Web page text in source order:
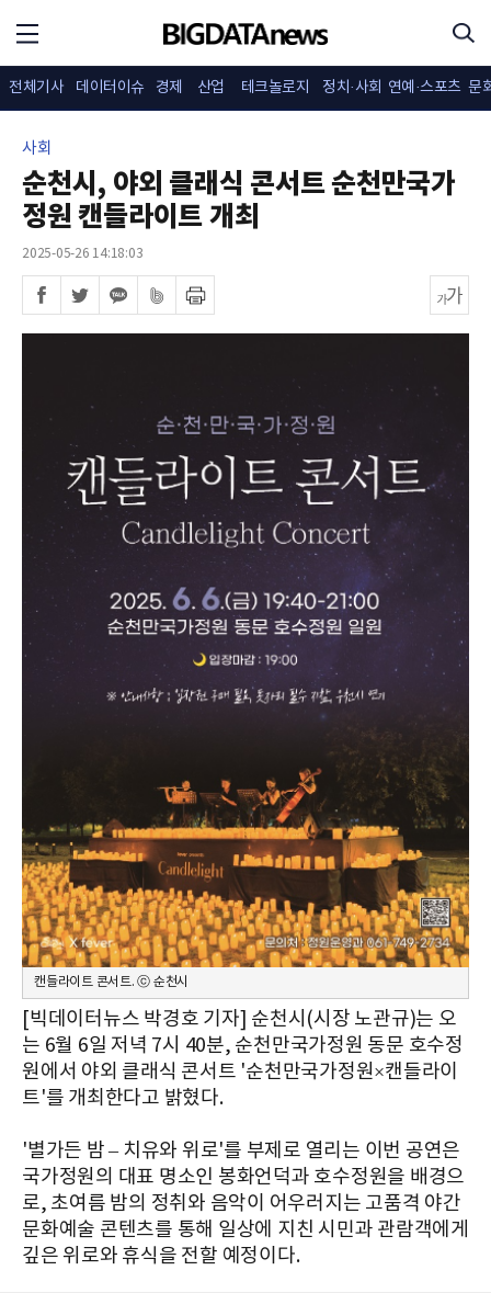
전체기사 데이터이슈 경제 산업 테크놀로지 정치·사회 연예·스포츠 문
사회
순천시, 야외 클래식 콘서트 순천만국가
정원 캔들라이트 개최
2025-05-26 14:18:03
캔들라이트 콘서트. ⓒ 순천시
[빅데이터뉴스 박경호 기자] 순천시(시장 노관규)는 오
는 6월 6일 저녁 7시 40분, 순천만국가정원 동문 호수정
원에서 야외 클래식 콘서트 '순천만국가정원×캔들라이
트'를 개최한다고 밝혔다.
'별가든 밤 – 치유와 위로'를 부제로 열리는 이번 공연은
국가정원의 대표 명소인 봉화언덕과 호수정원을 배경으
로, 초여름 밤의 정취와 음악이 어우러지는 고품격 야간
문화예술 콘텐츠를 통해 일상에 지친 시민과 관람객에게
깊은 위로와 휴식을 전할 예정이다.